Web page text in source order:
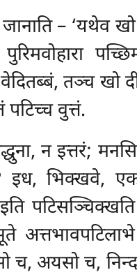
– ‘यथेव
तञ्च खो
वुत्तं.
न इत्तरं;
इध, भिक्खवे,
च, अयसो च,